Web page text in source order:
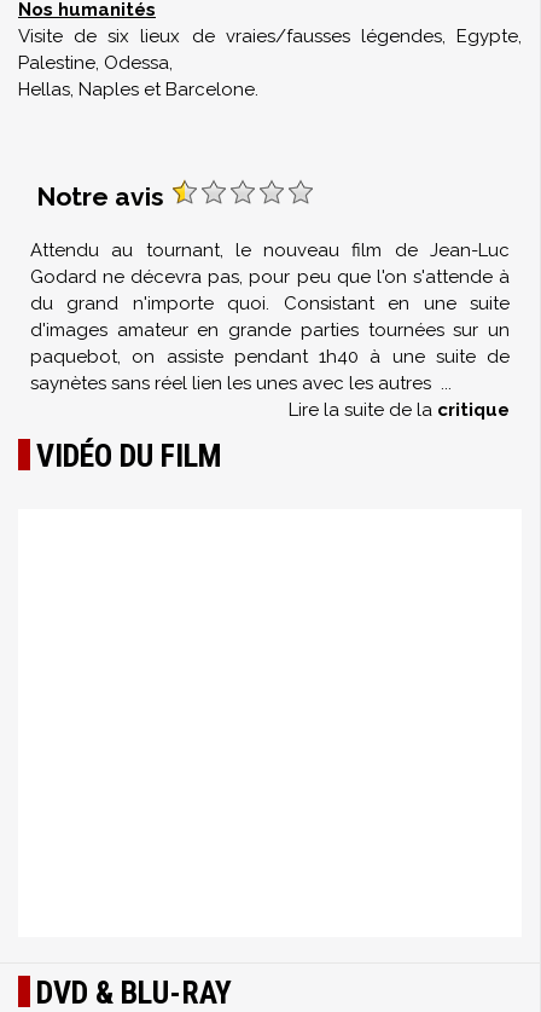
Nos humanités
Visite de six lieux de vraies/fausses légendes, Egypte,
Palestine, Odessa,
Hellas, Naples et Barcelone.
Notre avis
Attendu au tournant, le nouveau film de Jean-Luc
Godard ne décevra pas, pour peu que l'on s'attende à
du grand n'importe quoi. Consistant en une suite
d'images amateur en grande parties tournées sur un
paquebot, on assiste pendant 1h40 à une suite de
saynètes sans réel lien les unes avec les autres ...
Lire la suite de la critique
VIDÉO DU FILM
DVD & BLU-RAY